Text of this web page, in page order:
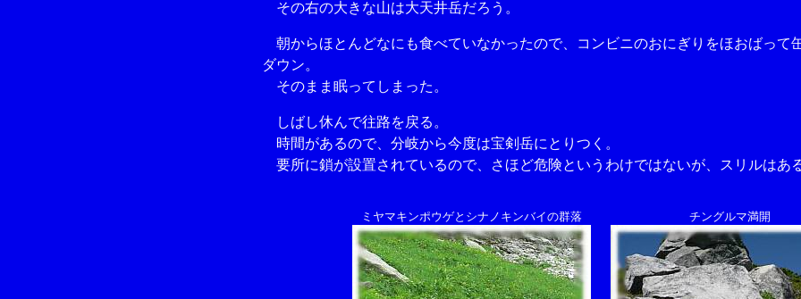
その右の大きな山は大天井岳だろう。
朝からほとんどなにも食べていなかったので、コンビニのおにぎりをほおばって
ダウン。
そのまま眠ってしまった。
しばし休んで往路を戻る。
時間があるので、分岐から今度は宝剣岳にとりつく。
要所に鎖が設置されているので、さほど危険というわけではないが、スリルはあ
ミヤマキンポウゲとシナノキンバイの群落 チングルマ満開